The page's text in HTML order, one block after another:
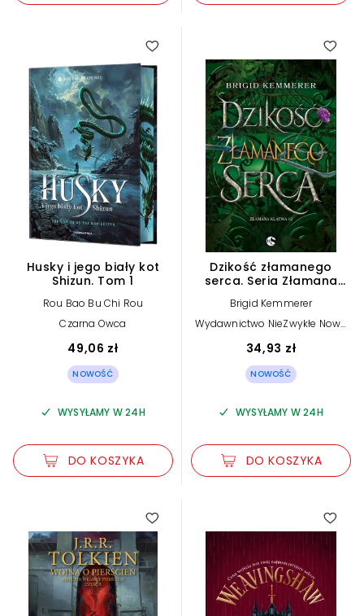
Husky i jego biały kot
Shizun. Tom 1
Rou Bao Bu Chi Rou
Czarna Owca
49,06 zł
NOWOŚĆ
WYSYŁAMY W 24H
DO KOSZYKA
Dzikość złamanego
serca. Seria Złamana
Brigid Kemmerer
Wydawnictwo NieZwykłe Nowe
34,93 zł
NOWOŚĆ
WYSYŁAMY W 24H
DO KOSZYKA